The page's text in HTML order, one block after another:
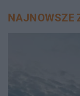
NAJNOWSZE